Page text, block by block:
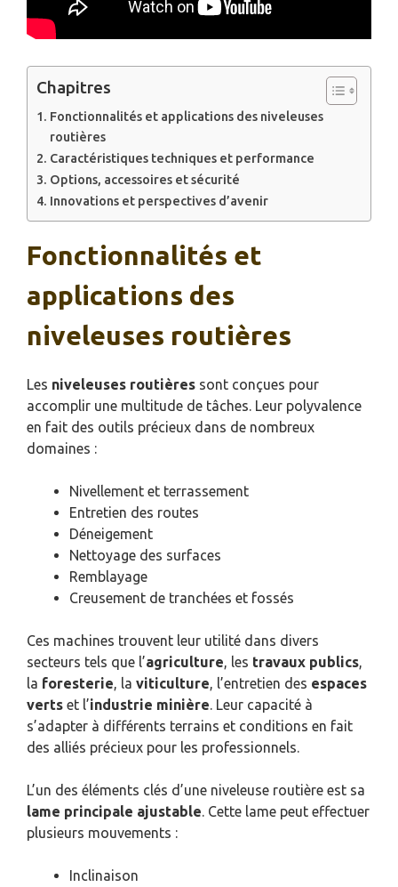
Chapitres
Fonctionnalités et applications des niveleuses
routières
Caractéristiques techniques et performance
Options, accessoires et sécurité
Innovations et perspectives d’avenir
Fonctionnalités et
applications des
niveleuses routières
Les niveleuses routières sont conçues pour
accomplir une multitude de tâches. Leur polyvalence
en fait des outils précieux dans de nombreux
domaines :
Nivellement et terrassement
Entretien des routes
Déneigement
Nettoyage des surfaces
Remblayage
Creusement de tranchées et fossés
Ces machines trouvent leur utilité dans divers
secteurs tels que l’agriculture, les travaux publics,
la foresterie, la viticulture, l’entretien des espaces
verts et l’industrie minière. Leur capacité à
s’adapter à différents terrains et conditions en fait
des alliés précieux pour les professionnels.
L’un des éléments clés d’une niveleuse routière est sa
lame principale ajustable. Cette lame peut effectuer
plusieurs mouvements :
Inclinaison